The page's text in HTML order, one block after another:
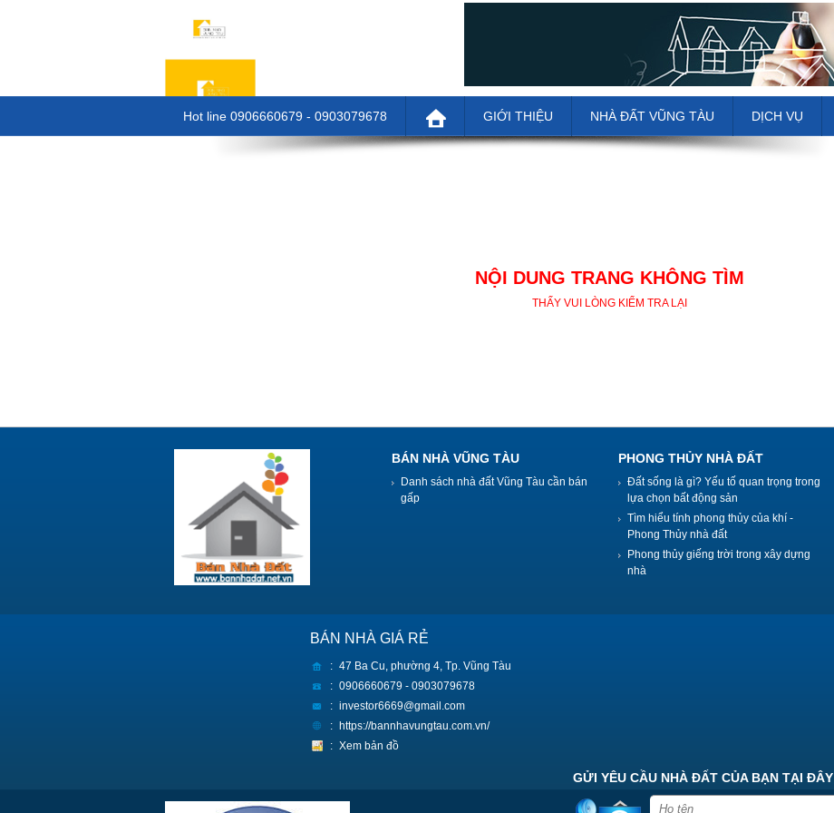
Hot line 0906660679 - 0903079678 GIỚI THIỆU NHÀ ĐẤT VŨNG TÀU DỊCH VỤ
NỘI DUNG TRANG KHÔNG TÌM
THẤY VUI LÒNG KIỂM TRA LẠI
BÁN NHÀ VŨNG TÀU
Danh sách nhà đất Vũng Tàu cần bán
gấp
PHONG THỦY NHÀ ĐẤT
Đất sống là gì? Yếu tố quan trọng trong
lựa chọn bất động sản
Tìm hiểu tính phong thủy của khí -
Phong Thủy nhà đất
Phong thủy giếng trời trong xây dựng
nhà
BÁN NHÀ GIÁ RẺ
: 47 Ba Cu, phường 4, Tp. Vũng Tàu
: 0906660679 - 0903079678
: investor6669@gmail.com
:
https://bannhavungtau.com.vn/
: Xem bản đồ
GỬI YÊU CẦU NHÀ ĐẤT CỦA BẠN TẠI ĐÂY